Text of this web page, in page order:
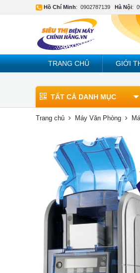
Hồ Chí Minh: 0902787139 Hà Nội:
TRANG CHỦ GIỚI
TẤT CẢ DANH MỤC
Trang chủ Máy Văn Phòng